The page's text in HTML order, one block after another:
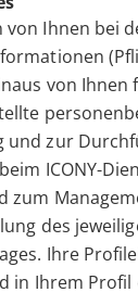
von Ihnen bei
von Ihnen
und zur
ICONY-
zum
des
Ihre
in Ihrem Profil